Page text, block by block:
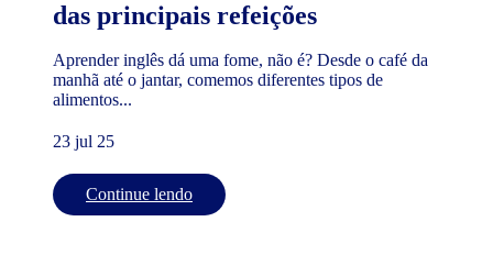
das principais refeições
Aprender inglês dá uma fome, não é? Desde o café da
manhã até o jantar, comemos diferentes tipos de
alimentos...
23 jul 25
Continue lendo